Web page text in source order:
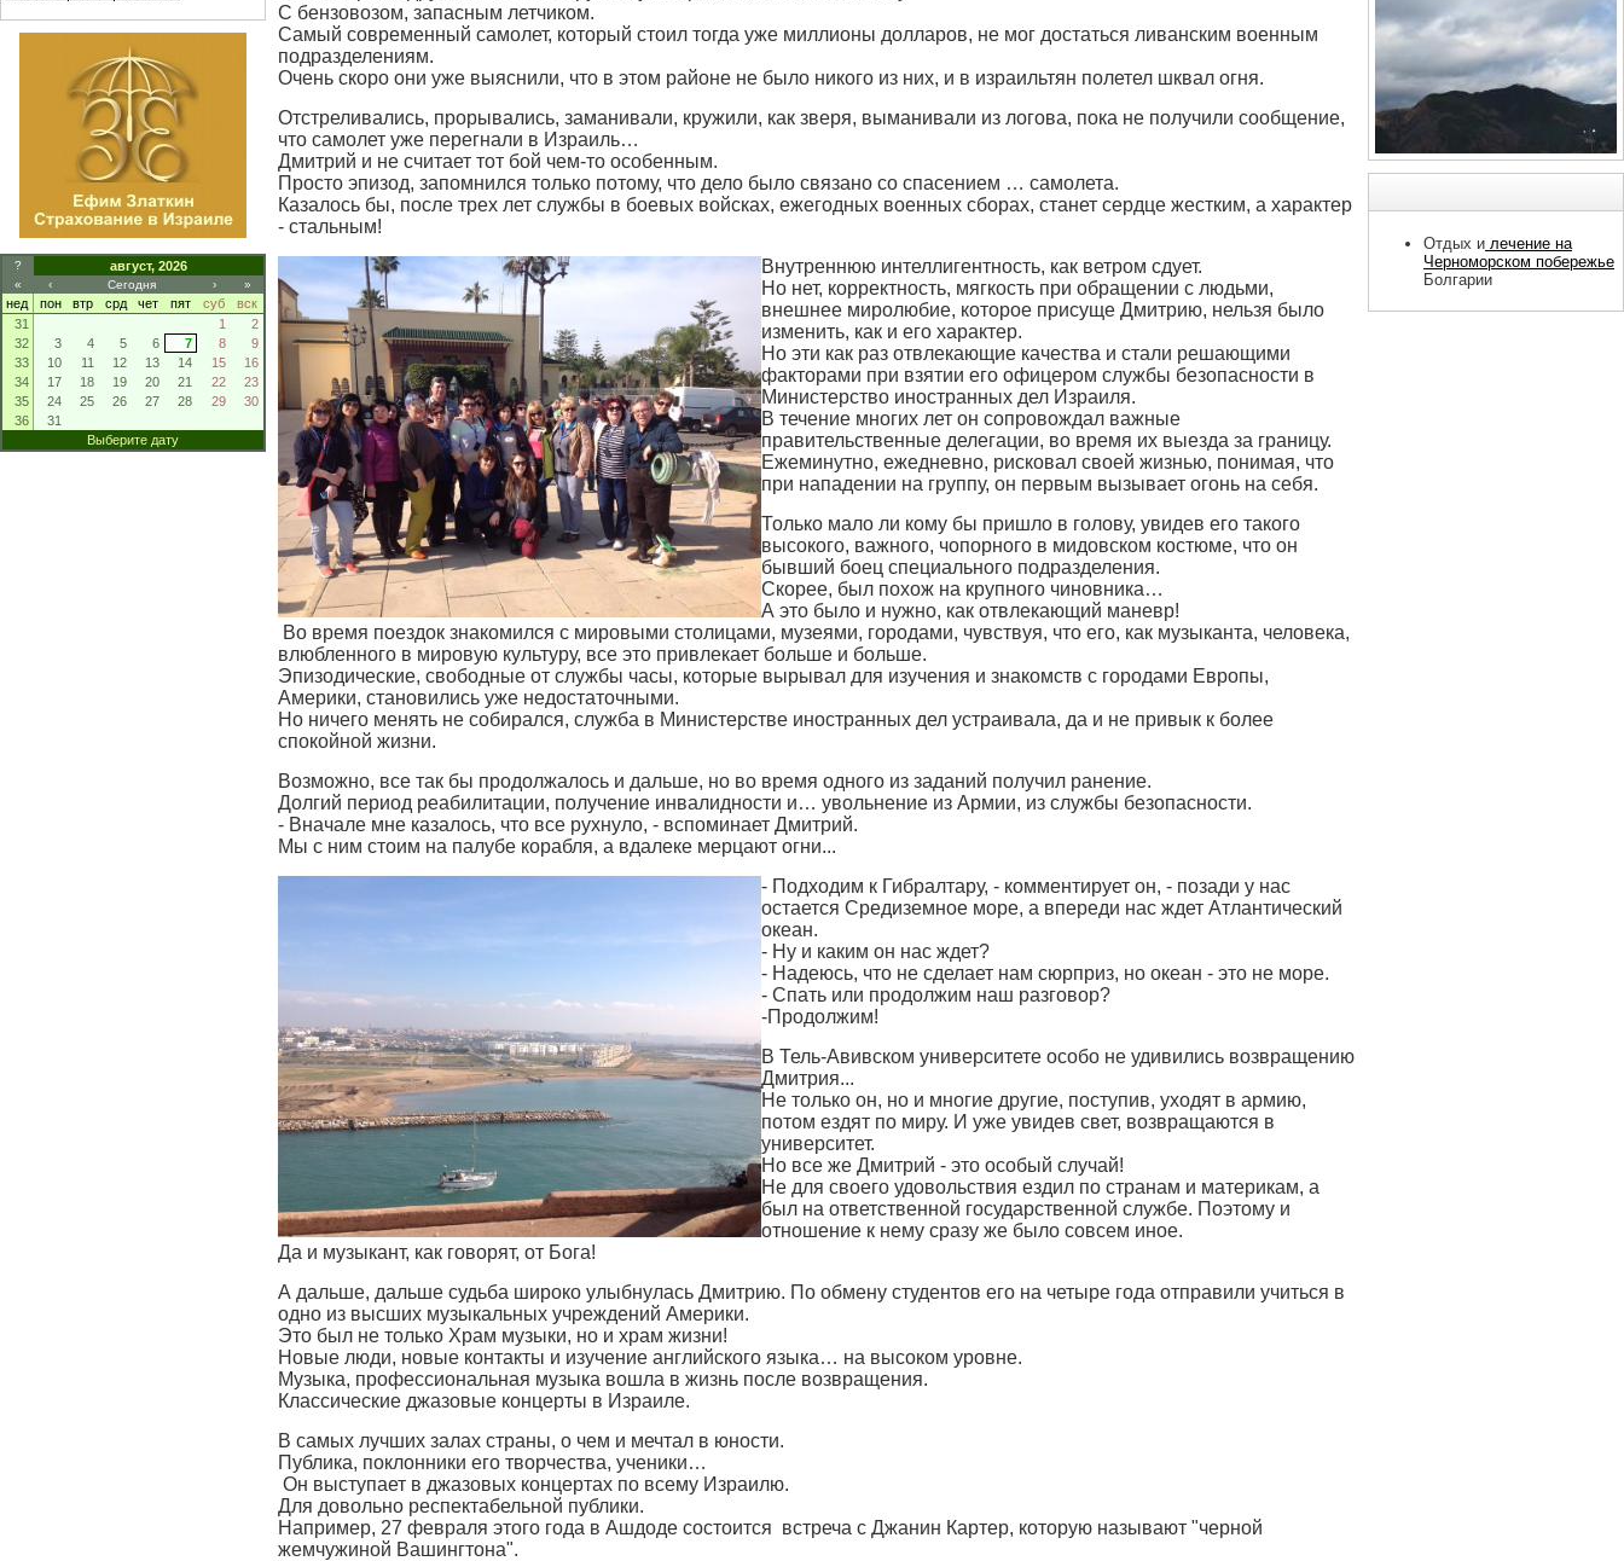
? август, 2026
« ‹ Сегодня › »
нед пон втр срд чет пят суб
вск
31
1
2
32
3 4 5 6 7 8
9
33
10 11 12 13 14 15
16
34
17 18 19 20 21 22
23
35
24 25 26 27 28 29
30
36
31
Выберите дату
С бензовозом, запасным летчиком.
Самый современный самолет, который стоил тогда уже миллионы долларов, не мог достаться ливанским военным
подразделениям.
Очень скоро они уже выяснили, что в этом районе не было никого из них, и в израильтян полетел шквал огня.
Отстреливались, прорывались, заманивали, кружили, как зверя, выманивали из логова, пока не получили сообщение,
что самолет уже перегнали в Израиль…
Дмитрий и не считает тот бой чем-то особенным.
Просто эпизод, запомнился только потому, что дело было связано со спасением … самолета.
Казалось бы, после трех лет службы в боевых войсках, ежегодных военных сборах, станет сердце жестким, а характер
- стальным!
Внутреннюю интеллигентность, как ветром сдует.
Но нет, корректность, мягкость при обращении с людьми,
внешнее миролюбие, которое присуще Дмитрию, нельзя было
изменить, как и его характер.
Но эти как раз отвлекающие качества и стали решающими
факторами при взятии его офицером службы безопасности в
Министерство иностранных дел Израиля.
В течение многих лет он сопровождал важные
правительственные делегации, во время их выезда за границу.
Ежеминутно, ежедневно, рисковал своей жизнью, понимая, что
при нападении на группу, он первым вызывает огонь на себя.
Только мало ли кому бы пришло в голову, увидев его такого
высокого, важного, чопорного в мидовском костюме, что он
бывший боец специального подразделения.
Скорее, был похож на крупного чиновника…
А это было и нужно, как отвлекающий маневр!
Во время поездок знакомился с мировыми столицами, музеями, городами, чувствуя, что его, как музыканта, человека,
влюбленного в мировую культуру, все это привлекает больше и больше.
Эпизодические, свободные от службы часы, которые вырывал для изучения и знакомств с городами Европы,
Америки, становились уже недостаточными.
Но ничего менять не собирался, служба в Министерстве иностранных дел устраивала, да и не привык к более
спокойной жизни.
Возможно, все так бы продолжалось и дальше, но во время одного из заданий получил ранение.
Долгий период реабилитации, получение инвалидности и… увольнение из Армии, из службы безопасности.
- Вначале мне казалось, что все рухнуло, - вспоминает Дмитрий.
Мы с ним стоим на палубе корабля, а вдалеке мерцают огни...
- Подходим к Гибралтару, - комментирует он, - позади у нас
остается Средиземное море, а впереди нас ждет Атлантический
океан.
- Ну и каким он нас ждет?
- Надеюсь, что не сделает нам сюрприз, но океан - это не море.
- Спать или продолжим наш разговор?
-Продолжим!
В Тель-Авивском университете особо не удивились возвращению
Дмитрия...
Не только он, но и многие другие, поступив, уходят в армию,
потом ездят по миру. И уже увидев свет, возвращаются в
университет.
Но все же Дмитрий - это особый случай!
Не для своего удовольствия ездил по странам и материкам, а
был на ответственной государственной службе. Поэтому и
отношение к нему сразу же было совсем иное.
Да и музыкант, как говорят, от Бога!
А дальше, дальше судьба широко улыбнулась Дмитрию. По обмену студентов его на четыре года отправили учиться в
одно из высших музыкальных учреждений Америки.
Это был не только Храм музыки, но и храм жизни!
Новые люди, новые контакты и изучение английского языка… на высоком уровне.
Музыка, профессиональная музыка вошла в жизнь после возвращения.
Классические джазовые концерты в Израиле.
В самых лучших залах страны, о чем и мечтал в юности.
Публика, поклонники его творчества, ученики…
Он выступает в джазовых концертах по всему Израилю.
Для довольно респектабельной публики.
Например, 27 февраля этого года в Ашдоде состоится встреча с Джанин Картер, которую называют "черной
жемчужиной Вашингтона".
Отдых и лечение на
Черноморском побережье
Болгарии